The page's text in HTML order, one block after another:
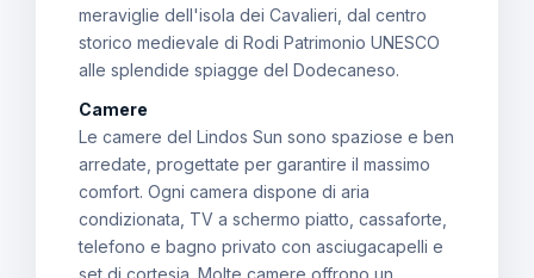
meraviglie dell'isola dei Cavalieri, dal centro
storico medievale di Rodi Patrimonio UNESCO
alle splendide spiagge del Dodecaneso.
Camere
Le camere del Lindos Sun sono spaziose e ben
arredate, progettate per garantire il massimo
comfort. Ogni camera dispone di aria
condizionata, TV a schermo piatto, cassaforte,
telefono e bagno privato con asciugacapelli e
set di cortesia. Molte camere offrono un